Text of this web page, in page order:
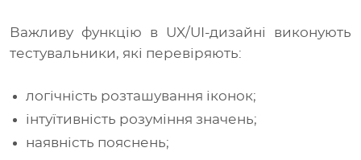
Важливу функцію в UX/UI-дизайні виконують
тестувальники, які перевіряють:
логічність розташування іконок;
інтуїтивність розуміння значень;
наявність пояснень;